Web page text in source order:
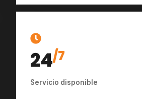
24/7
Servicio disponible